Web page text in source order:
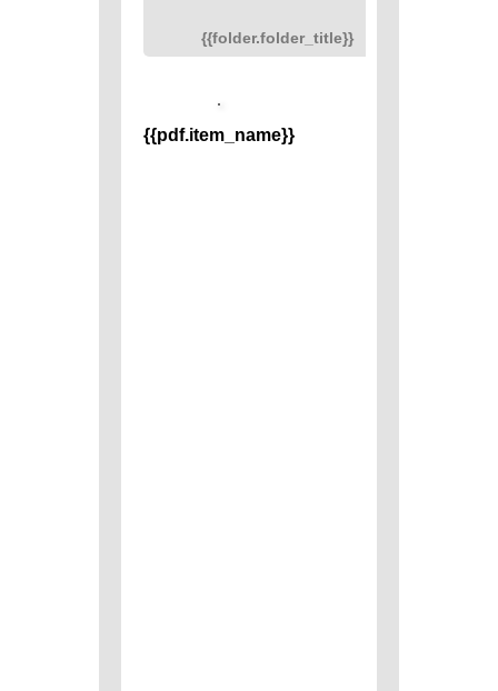
{{folder.folder_title}}
{{pdf.item_name}}